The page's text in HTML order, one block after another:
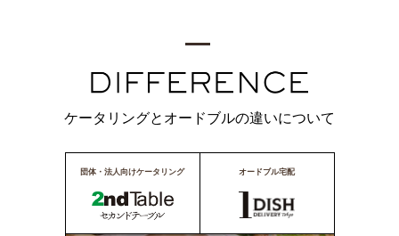
ケータリングとオードブルの違いについて
団体・法人向けケータリング オードブル宅配